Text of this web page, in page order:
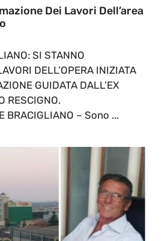
Dei Lavori Dell’area
SI STANNO
DELL’OPERA INIZIATA
GUIDATA DALL’EX
RESCIGNO.
BRACIGLIANO – Sono ...